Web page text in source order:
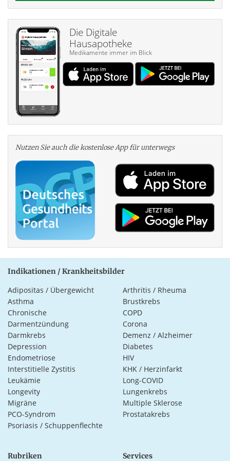
Die Digitale
Hausapotheke
Medikamente immer im Blick
Nutzen Sie auch die kosten­lose App für unterwegs
Indikationen / Krankheitsbilder
Adipositas / Übergewicht
Arthritis / Rheuma
Asthma
Brustkrebs
Chronische
Darmentzündung
COPD
Corona
Darmkrebs
Demenz / Alzheimer
Depression
Diabetes
Endometriose
HIV
Interstitielle Zystitis
KHK / Herzinfarkt
Leukämie
Long-COVID
Longevity
Lungenkrebs
Migräne
Multiple Sklerose
PCO-Syndrom
Prostatakrebs
Psoriasis / Schuppenflechte
Rubriken Services